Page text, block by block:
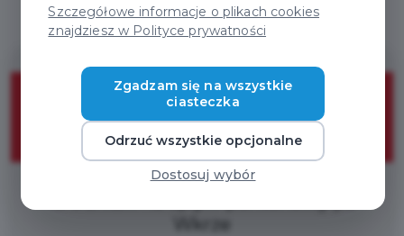
10%
ZNIŻKI
Wkrze
Szczegółowe informacje o plikach cookies
znajdziesz w Polityce prywatności
Zgadzam się na wszystkie
ciasteczka
Odrzuć wszystkie opcjonalne
Dostosuj wybór